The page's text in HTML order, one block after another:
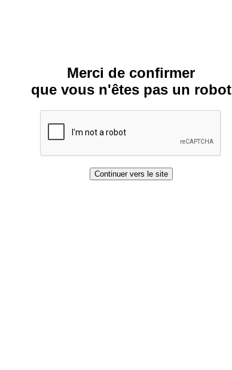
Merci de confirmer
que vous n'êtes pas un robot
Continuer vers le site